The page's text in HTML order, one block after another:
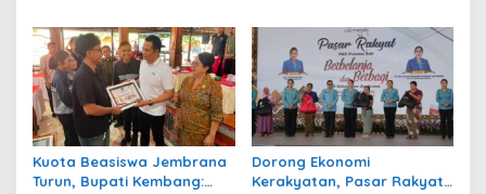
Negara Ajak Jadikan
Pantai Bersih Sebagai
Gaya Hidup
Kuota Beasiswa Jembrana
Turun, Bupati Kembang:
Dorong Ekonomi
Kerakyatan, Pasar Rakyat